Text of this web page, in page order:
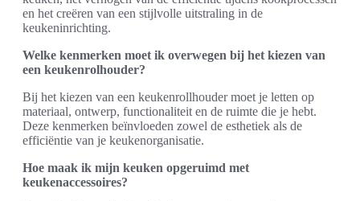
en het creëren van een stijlvolle uitstraling in de
keukeninrichting.
Welke kenmerken moet ik overwegen bij het kiezen van
een keukenrolhouder?
Bij het kiezen van een keukenrollhouder moet je letten op
materiaal, ontwerp, functionaliteit en de ruimte die je hebt.
Deze kenmerken beïnvloeden zowel de esthetiek als de
efficiëntie van je keukenorganisatie.
Hoe maak ik mijn keuken opgeruimd met
keukenaccessoires?